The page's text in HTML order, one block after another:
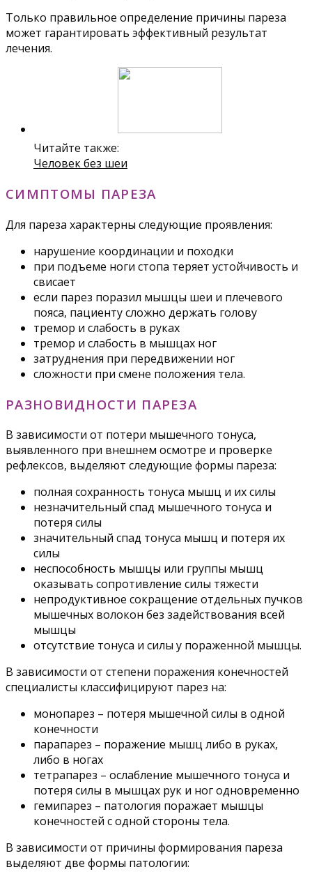
Только правильное определение причины пареза
может гарантировать эффективный результат
лечения.
Читайте также:
Человек без шеи
СИМПТОМЫ ПАРЕЗА
Для пареза характерны следующие проявления:
нарушение координации и походки
при подъеме ноги стопа теряет устойчивость и
свисает
если парез поразил мышцы шеи и плечевого
пояса, пациенту сложно держать голову
тремор и слабость в руках
тремор и слабость в мышцах ног
затруднения при передвижении ног
сложности при смене положения тела.
РАЗНОВИДНОСТИ ПАРЕЗА
В зависимости от потери мышечного тонуса,
выявленного при внешнем осмотре и проверке
рефлексов, выделяют следующие формы пареза:
полная сохранность тонуса мышц и их силы
незначительный спад мышечного тонуса и
потеря силы
значительный спад тонуса мышц и потеря их
силы
неспособность мышцы или группы мышц
оказывать сопротивление силы тяжести
непродуктивное сокращение отдельных пучков
мышечных волокон без задействования всей
мышцы
отсутствие тонуса и силы у пораженной мышцы.
В зависимости от степени поражения конечностей
специалисты классифицируют парез на:
монопарез – потеря мышечной силы в одной
конечности
парапарез – поражение мышц либо в руках,
либо в ногах
тетрапарез – ослабление мышечного тонуса и
потеря силы в мышцах рук и ног одновременно
гемипарез – патология поражает мышцы
конечностей с одной стороны тела.
В зависимости от причины формирования пареза
выделяют две формы патологии: